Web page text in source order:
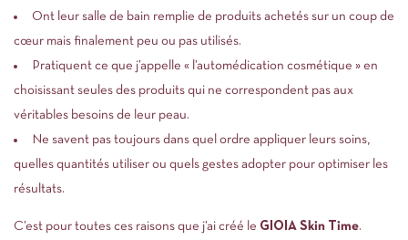
Ont leur salle de bain remplie de produits achetés sur un coup de
cœur mais finalement peu ou pas utilisés.
Pratiquent ce que j’appelle « l’automédication cosmétique » en
choisissant seules des produits qui ne correspondent pas aux
véritables besoins de leur peau.
Ne savent pas toujours dans quel ordre appliquer leurs soins,
quelles quantités utiliser ou quels gestes adopter pour optimiser les
résultats.
C’est pour toutes ces raisons que j’ai créé le GIOIA Skin Time.